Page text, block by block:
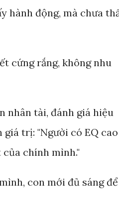
hành động, mà chưa
cứng rắng, không nhu
nhân tài, đánh giá hiệu
giá trị: "Người có EQ cao
chính mình."
con mới đủ sáng để